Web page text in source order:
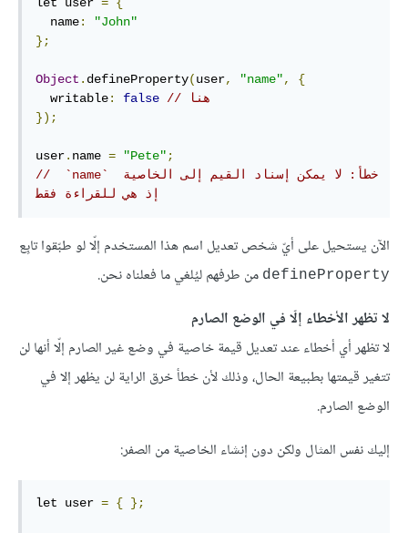
let user = {
  name
:
"John"
};
Object . defineProperty(user, "name",
{
  writable
: false
// هنا
});
user. name = "Pete";
// خطأ: لا يمكن إسناد القيم إلى الخاصية ‫ `name`
إذ هي للقراءة فقط
الآن يستحيل على أيّ شخص تعديل اسم هذا المستخدم إلّا لو طبّقوا تابِع
defineProperty من طرفهم ليُلغي ما فعلناه نحن.
لا تظهر الأخطاء إلّا في الوضع الصارم
لا تظهر أي أخطاء عند تعديل قيمة خاصية في وضع غير الصارم إلّا أنها لن
تتغير قيمتها بطبيعة الحال، وذلك لأن خطأ خرق الراية لن يظهر إلا في
الوضع الصارم.
إليك نفس المثال ولكن دون إنشاء الخاصية من الصفر:
let user = { };